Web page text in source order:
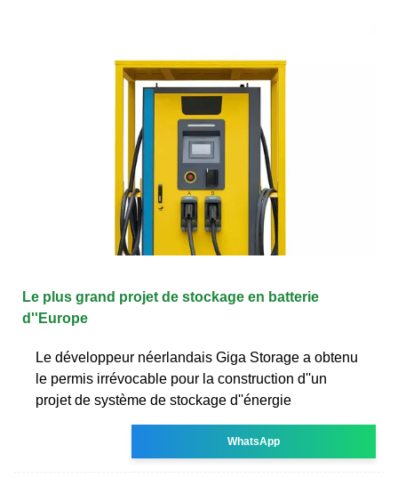
Le plus grand projet de stockage en batterie
d''Europe
Le développeur néerlandais Giga Storage a obtenu
le permis irrévocable pour la construction d''un
projet de système de stockage d''énergie
WhatsApp